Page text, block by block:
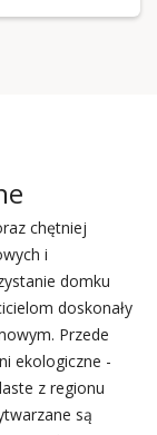
chętniej
i
domku
doskonały
Przede
ekologiczne -
z regionu
są